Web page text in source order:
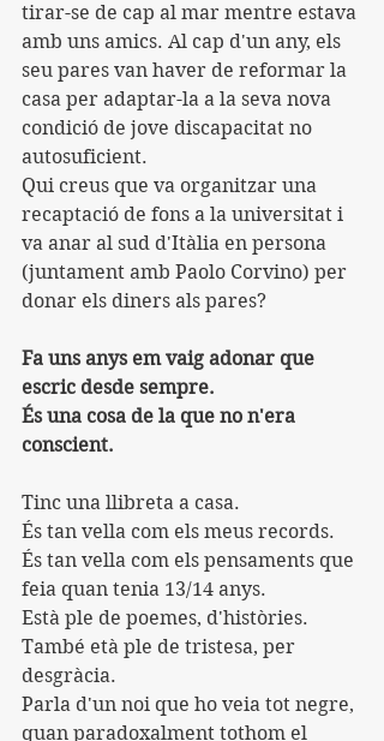
tirar-se de cap al mar mentre estava
amb uns amics. Al cap d'un any, els
seu pares van haver de reformar la
casa per adaptar-la a la seva nova
condició de jove discapacitat no
autosuficient.
Qui creus que va organitzar una
recaptació de fons a la universitat i
va anar al sud d'Itàlia en persona
(juntament amb Paolo Corvino) per
donar els diners als pares?
Fa uns anys em vaig adonar que
escric desde sempre.
És una cosa de la que no n'era
conscient.
Tinc una llibreta a casa.
És tan vella com els meus records.
És tan vella com els pensaments que
feia quan tenia 13/14 anys.
Està ple de poemes, d'històries.
També età ple de tristesa, per
desgràcia.
Parla d'un noi que ho veia tot negre,
quan paradoxalment tothom el